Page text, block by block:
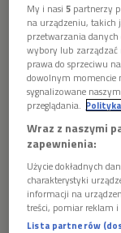
Kylian Mbappe wróci
My i nasi5 partnerzy
na urządzeniu, takich
przetwarzania
wybory lub zarządzać
prawa do sprzeciwu
dowolnym momencie
sygnalizowane
przeglądania.
Wraz z naszymi
zapewnienia:
Użycie dokładnych
charakterystyki
informacji na
treści, pomiar reklam i
Lista partnerów